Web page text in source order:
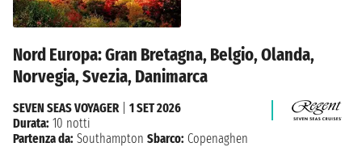
Nord Europa: Gran Bretagna, Belgio, Olanda,
Norvegia, Svezia, Danimarca
SEVEN SEAS VOYAGER
1 SET 2026
Durata: 10 notti
Partenza da: Southampton Sbarco: Copenaghen